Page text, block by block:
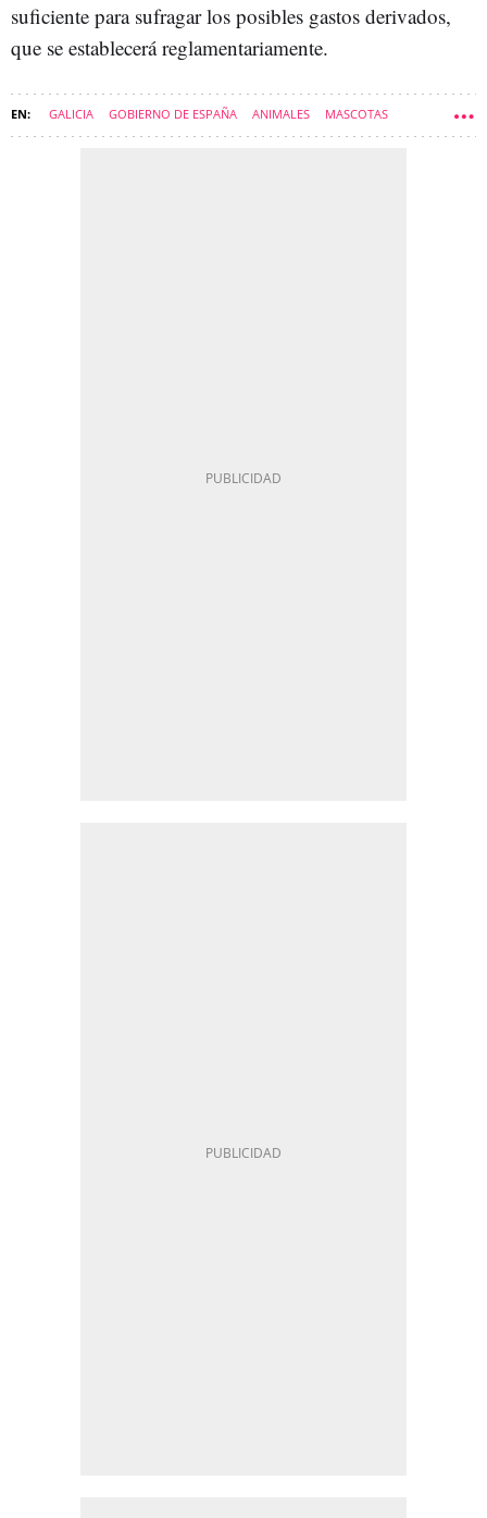
suficiente para sufragar los posibles gastos derivados,
que se establecerá reglamentariamente.
GALICIA GOBIERNO DE ESPAÑA ANIMALES MASCOTAS